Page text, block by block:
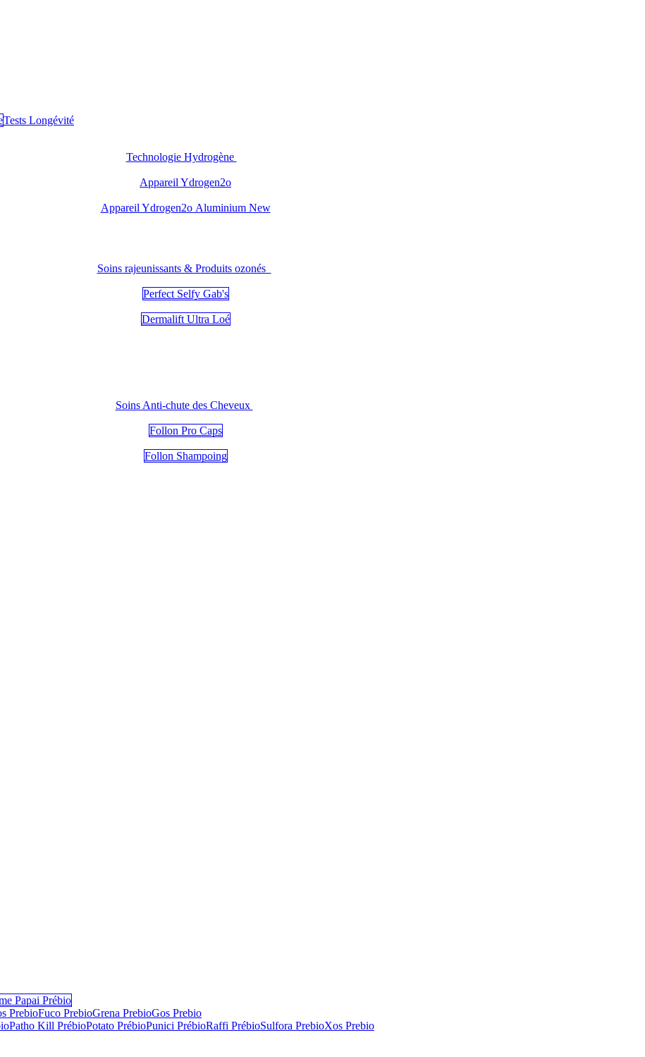
Tests Longévité
Technologie Hydrogène
Appareil Ydrogen2o
Appareil Ydrogen2o Aluminium New
Soins rajeunissants & Produits ozonés
Perfect Selfy Gab's
Dermalift Ultra Loé
Soins Anti-chute des Cheveux
Follon Pro Caps
Follon Shampoing
Papai Prébio
PrebioFuco PrebioGrena PrebioGos Prebio
Patho Kill PrébioPotato PrébioPunici PrébioRaffi PrébioSulfora PrebioXos Prebio